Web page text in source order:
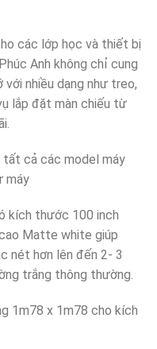
các lớp học và thiết bị
Anh không chỉ cung
nhiều dạng như treo,
lắp đặt màn chiếu từ
tất cả các model máy
máy
kích thước 100 inch
Matte white giúp
nét hơn lên đến 2- 3
trắng thông thường.
1m78 x 1m78 cho kích